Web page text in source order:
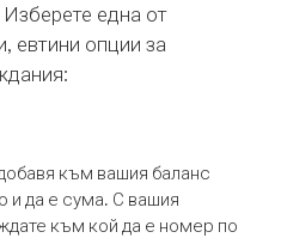
една от
евтини опции за
към вашия баланс
и да е сума. С вашия
към кой да е номер по